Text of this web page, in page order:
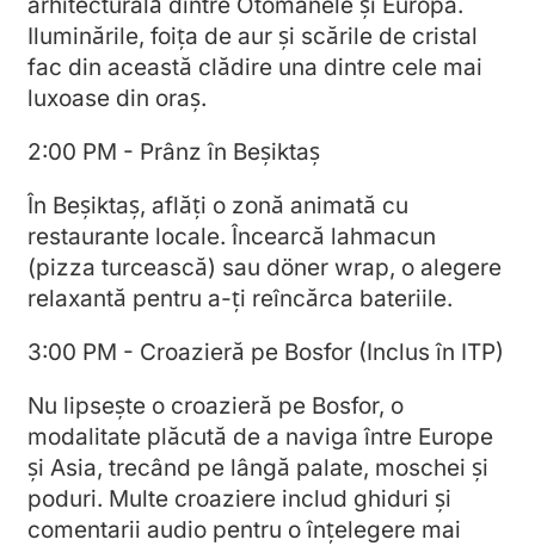
Iluminările, foița de aur și scările de cristal
fac din această clădire una dintre cele mai
luxoase din oraș.
2:00 PM - Prânz în Beșiktaș
În Beșiktaș, aflăți o zonă animată cu
restaurante locale. Încearcă lahmacun
(pizza turcească) sau döner wrap, o alegere
relaxantă pentru a-ți reîncărca bateriile.
3:00 PM - Croazieră pe Bosfor (Inclus în ITP)
Nu lipsește o croazieră pe Bosfor, o
modalitate plăcută de a naviga între Europe
și Asia, trecând pe lângă palate, moschei și
poduri. Multe croaziere includ ghiduri și
comentarii audio pentru o înțelegere mai